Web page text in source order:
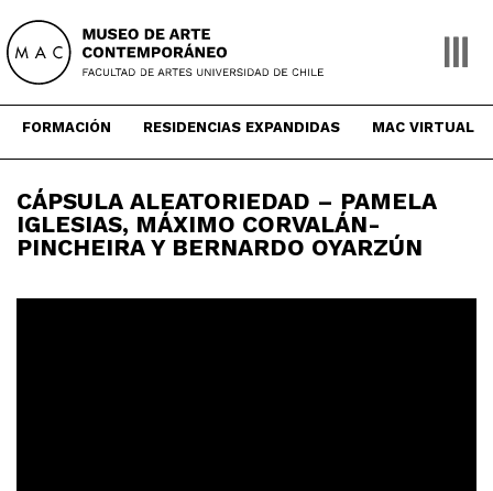
content
FORMACIÓN RESIDENCIAS EXPANDIDAS MAC VIRTUAL
CÁPSULA ALEATORIEDAD – PAMELA
IGLESIAS, MÁXIMO CORVALÁN-
PINCHEIRA Y BERNARDO OYARZÚN